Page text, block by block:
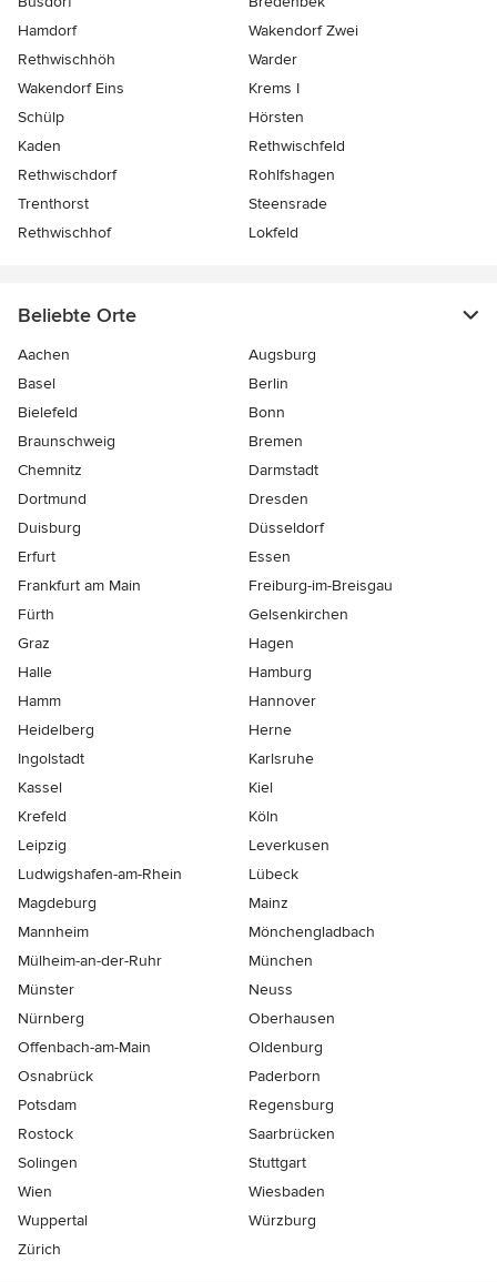
Hamdorf
Wakendorf Zwei
Rethwischhöh
Warder
Wakendorf Eins
Krems I
Schülp
Hörsten
Kaden
Rethwischfeld
Rethwischdorf
Rohlfshagen
Trenthorst
Steensrade
Rethwischhof
Lokfeld
Beliebte Orte
Aachen
Augsburg
Basel
Berlin
Bielefeld
Bonn
Braunschweig
Bremen
Chemnitz
Darmstadt
Dortmund
Dresden
Duisburg
Düsseldorf
Erfurt
Essen
Frankfurt am Main
Freiburg-im-Breisgau
Fürth
Gelsenkirchen
Graz
Hagen
Halle
Hamburg
Hamm
Hannover
Heidelberg
Herne
Ingolstadt
Karlsruhe
Kassel
Kiel
Krefeld
Köln
Leipzig
Leverkusen
Ludwigshafen-am-Rhein
Lübeck
Magdeburg
Mainz
Mannheim
Mönchen­gladbach
Mülheim-an-der-Ruhr
München
Münster
Neuss
Nürnberg
Oberhausen
Offenbach-am-Main
Oldenburg
Osnabrück
Paderborn
Potsdam
Regensburg
Rostock
Saarbrücken
Solingen
Stuttgart
Wien
Wiesbaden
Wuppertal
Würzburg
Zürich